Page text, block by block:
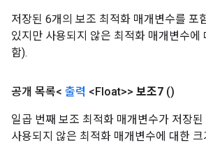
저장된 6개의 보조 최적화 매개변수를 포
있지만 사용되지 않은 최적화 매개변수
함).
공개 목록< 출력 <Float>> 보조7 ()
일곱 번째 보조 최적화 매개변수가 저장
사용되지 않은 최적화 매개변수에 대한